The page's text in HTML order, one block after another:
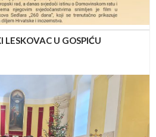
U GOSPIĆU